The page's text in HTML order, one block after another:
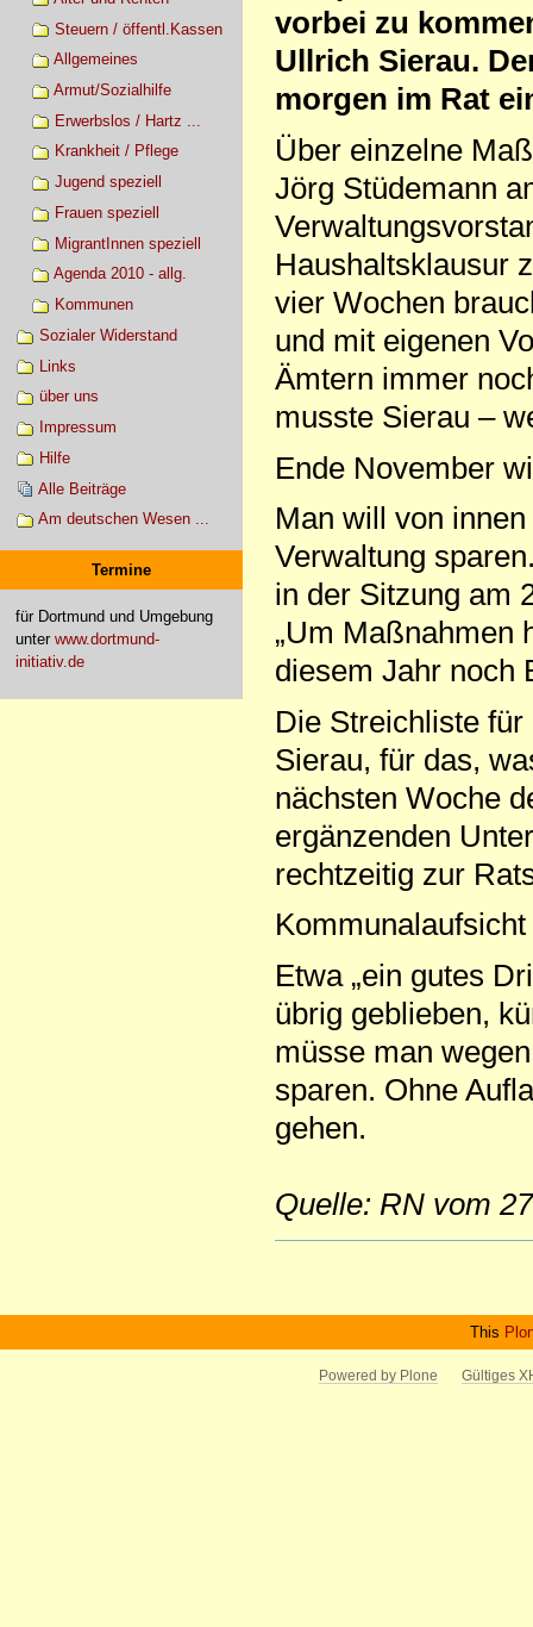
Steuern / öffentl.Kassen
Allgemeines
Armut/Sozialhilfe
Erwerbslos / Hartz ...
Krankheit / Pflege
Jugend speziell
Frauen speziell
MigrantInnen speziell
Agenda 2010 - allg.
Kommunen
Sozialer Widerstand
Links
über uns
Impressum
Hilfe
Alle Beiträge
Am deutschen Wesen ...
Termine
für Dortmund und Umgebung
unter www.dortmund-
initiativ.de
vorbei zu
Ullrich Sierau.
morgen im Rat
Über einzelne
Jörg Stüdemann
Haushaltsklausur
vier Wochen
und mit eigenen
Ämtern immer
musste Sierau –
Ende November
Man will von
Verwaltung
in der Sitzung am
„Um Maßnahmen
diesem Jahr noch
Die Streichliste für
Sierau, für das,
nächsten Woche
ergänzenden
rechtzeitig zur
Etwa „ein gutes
übrig geblieben,
müsse man
sparen. Ohne
gehen.
Quelle: RN vom
This
Powered by Plone Gültiges